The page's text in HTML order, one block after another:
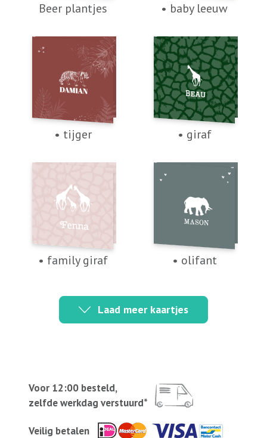
Beer plantjes • baby leeuw
• tijger • giraf
• family giraf • olifant
Laad meer kaartjes
Voor 12:00 besteld,
zelfde werkdag verstuurd*
Veilig betalen